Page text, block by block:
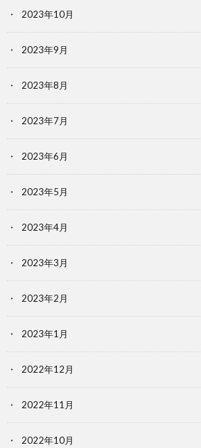
2023年10月
2023年9月
2023年8月
2023年7月
2023年6月
2023年5月
2023年4月
2023年3月
2023年2月
2023年1月
2022年12月
2022年11月
2022年10月